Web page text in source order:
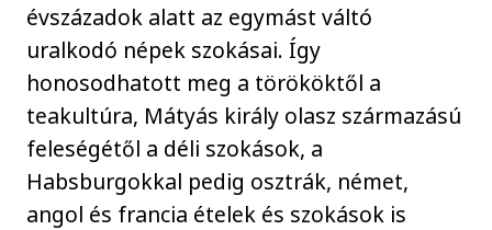
évszázadok alatt az egymást váltó
uralkodó népek szokásai. Így
honosodhatott meg a törököktől a
teakultúra, Mátyás király olasz származású
feleségétől a déli szokások, a
Habsburgokkal pedig osztrák, német,
angol és francia ételek és szokások is